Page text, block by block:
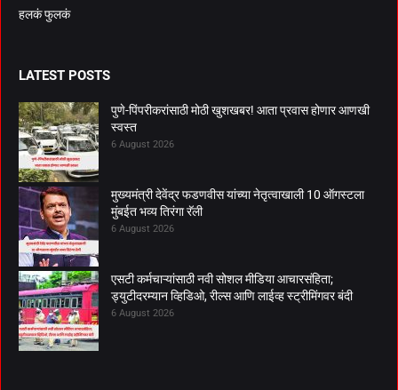
हलकं फुलकं
LATEST POSTS
पुणे-पिंपरीकरांसाठी मोठी खुशखबर! आता प्रवास होणार आणखी
स्वस्त
6 August 2026
मुख्यमंत्री देवेंद्र फडणवीस यांच्या नेतृत्वाखाली 10 ऑगस्टला
मुंबईत भव्य तिरंगा रॅली
6 August 2026
एसटी कर्मचाऱ्यांसाठी नवी सोशल मीडिया आचारसंहिता;
ड्युटीदरम्यान व्हिडिओ, रील्स आणि लाईव्ह स्ट्रीमिंगवर बंदी
6 August 2026